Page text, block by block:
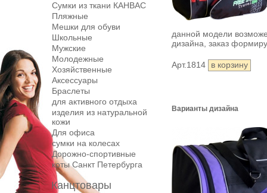
Сумки из ткани КАНВАС
Пляжные
Мешки для обуви
Школьные
Мужские
Молодежные
Хозяйственные
Аксессуары
Браслеты
для активного отдыха
изделия из натуральной
кожи
Для офиса
сумки на колесах
Дорожнo-спортивные
коты Санкт Петербурга
Канцтовары
данной модели
дизайна, заказ
Арт.1814
Варианты дизайна